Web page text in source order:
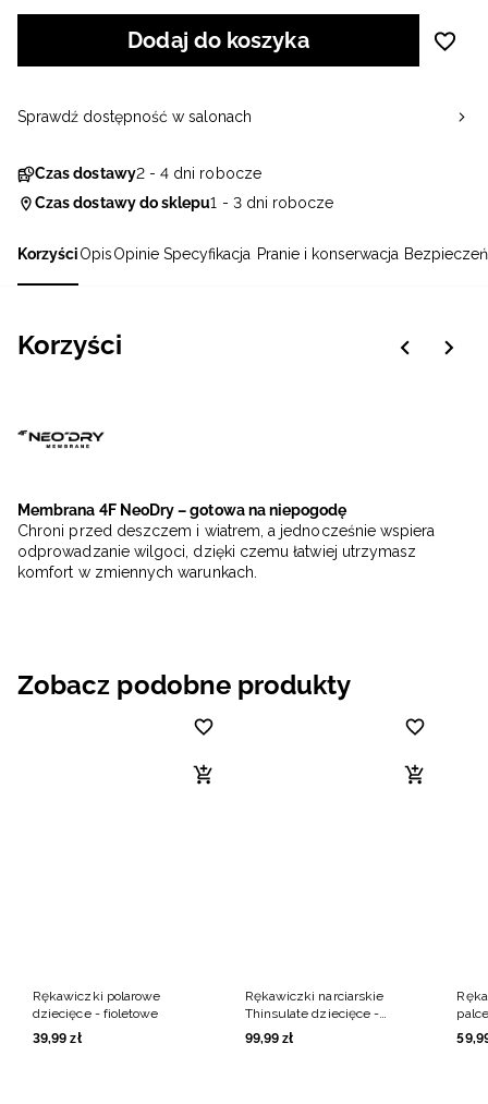
KorzyściOpisOpinie Specyfikacja Pranie i konserwacja
Korzyści
Membrana 4F NeoDry – gotowa na niepogodę
Chroni przed deszczem i wiatrem, a jednocześnie wspiera
odprowadzanie wilgoci, dzięki czemu łatwiej utrzymasz
komfort w zmiennych warunkach.
Dodaj do koszyka
Czas dostawy2 - 4 dni robocze
Czas dostawy do sklepu1 - 3 dni robocze
Sprawdź dostępność w salonach
Zobacz podobne produkty
Rękawiczki polarowe
dziecięce - fioletowe
39,99 zł
Rękawiczki narciarskie
Thinsulate dziecięce -
fioletowe
99,99 zł
59,